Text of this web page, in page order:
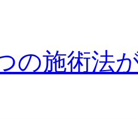
の施術法